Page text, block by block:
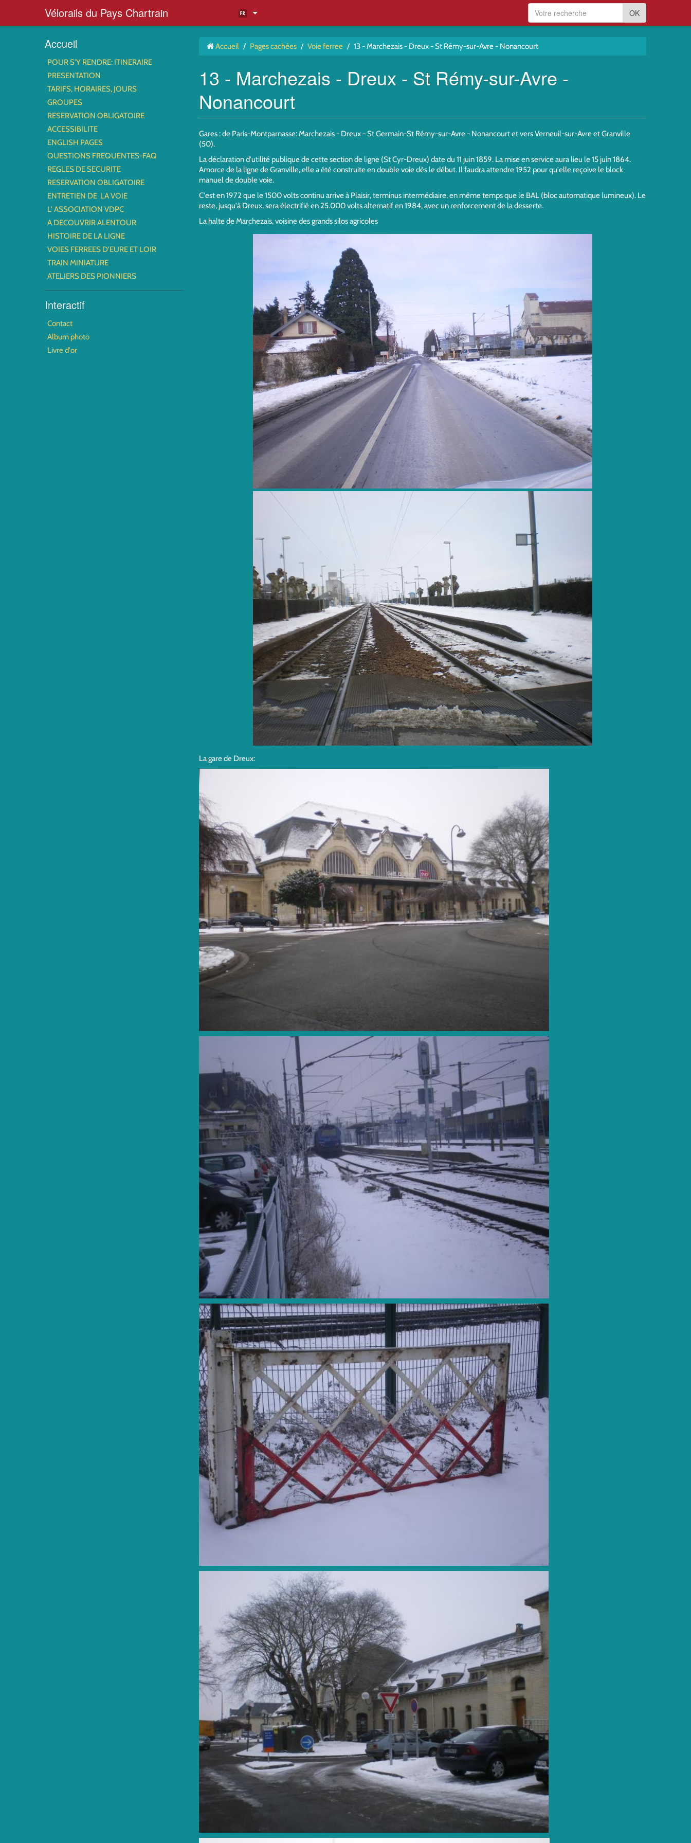
Vélorails du Pays Chartrain OK
Accueil
POUR S'Y RENDRE: ITINERAIRE
PRESENTATION
TARIFS, HORAIRES, JOURS
GROUPES
RESERVATION OBLIGATOIRE
ACCESSIBILITE
ENGLISH PAGES
QUESTIONS FREQUENTES-FAQ
REGLES DE SECURITE
RESERVATION OBLIGATOIRE
ENTRETIEN DE LA VOIE
L' ASSOCIATION VDPC
A DECOUVRIR ALENTOUR
HISTOIRE DE LA LIGNE
VOIES FERREES D'EURE ET LOIR
TRAIN MINIATURE
ATELIERS DES PIONNIERS
Interactif
Contact
Album photo
Livre d'or
Accueil / Pages cachées / Voie ferree / 13 - Marchezais - Dreux - St Rémy-sur-Avre - Nonancourt
13 - Marchezais - Dreux - St Rémy-sur-Avre -
Nonancourt
Gares : de Paris-Montparnasse: Marchezais - Dreux - St Germain-St Rémy-sur-Avre - Nonancourt et vers Verneuil-sur-Avre et Granville
(50).
La déclaration d'utilité publique de cette section de ligne (St Cyr-Dreux) date du 11 juin 1859. La mise en service aura lieu le 15 juin 1864.
Amorce de la ligne de Granville, elle a été construite en double voie dès le début. Il faudra attendre 1952 pour qu'elle reçoive le block
manuel de double voie.
C'est en 1972 que le 1500 volts continu arrive à Plaisir, terminus intermédiaire, en même temps que le BAL (bloc automatique lumineux). Le
reste, jusqu'à Dreux, sera électrifié en 25.000 volts alternatif en 1984, avec un renforcement de la desserte.
La halte de Marchezais, voisine des grands silos agricoles
La gare de Dreux: